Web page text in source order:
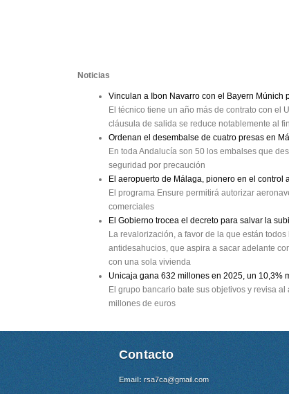
Noticias
Vinculan a Ibon Navarro con el Bayern Múnich
El técnico tiene un año más de contrato con el
cláusula de salida se reduce notablemente al
Ordenan el desembalse de cuatro presas en
En toda Andalucía son 50 los embalses que
seguridad por precaución
El aeropuerto de Málaga, pionero en el control
El programa Ensure permitirá autorizar
comerciales
El Gobierno trocea el decreto para salvar la
La revalorización, a favor de la que están
antidesahucios, que aspira a sacar adelante
con una sola vivienda
Unicaja gana 632 millones en 2025, un 10,3%
El grupo bancario bate sus objetivos y revisa
millones de euros
Contacto
Email: rsa7ca@gmail.com